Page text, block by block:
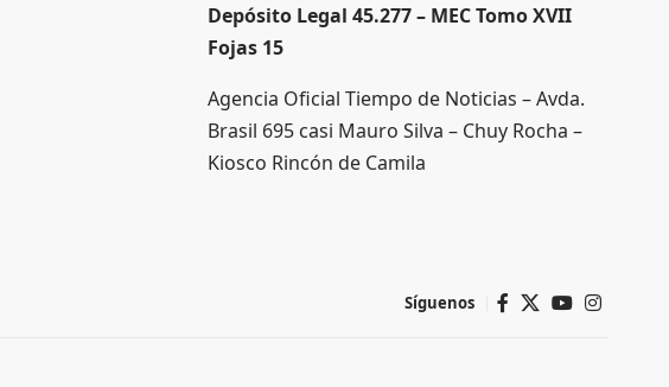
Depósito Legal 45.277 – MEC Tomo XVII
Fojas 15
Agencia Oficial Tiempo de Noticias – Avda.
Brasil 695 casi Mauro Silva – Chuy Rocha –
Kiosco Rincón de Camila
Síguenos